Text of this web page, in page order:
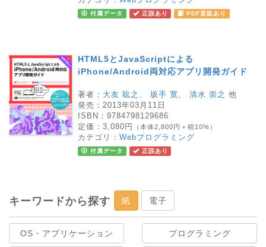
付属データ 正誤あり PDF直販あり
HTML5とJavaScriptによる
iPhone/Android両対応アプリ開発ガイド
著者： 大友 聡之 坂手 寛 清水 崇之 他
発売： 2013年03月11日
ISBN： 9784798129686
定価： 3,080円 （本体2,800円＋税10%）
カテゴリ： Webプログラミング
付属データ 正誤あり
キーワードから探す 紙 電子
OS・アプリケーション プログラミング